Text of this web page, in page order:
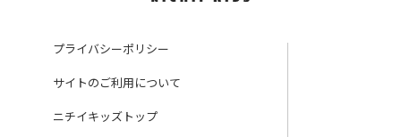
プライバシーポリシー
サイトのご利用について
ニチイキッズトップ